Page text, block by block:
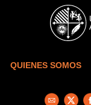
Skip to main content
QUIENES SOMOS